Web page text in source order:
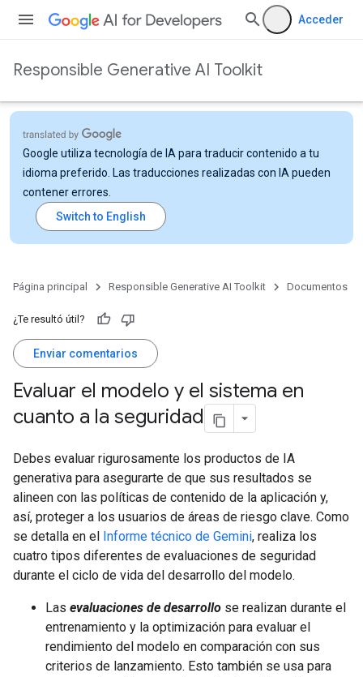
Acceder
Responsible Generative AI Toolkit
Google utiliza tecnología de IA para traducir contenido a tu
idioma preferido. Las traducciones realizadas con IA pueden
contener errores.
Página principal Responsible Generative AI Toolkit Documentos
¿Te resultó útil?
Enviar comentarios
Evaluar el modelo y el sistema en
cuanto a la seguridad
Debes evaluar rigurosamente los productos de IA
generativa para asegurarte de que sus resultados se
alineen con las políticas de contenido de la aplicación y,
así, proteger a los usuarios de áreas de riesgo clave. Como
se detalla en el Informe técnico de Gemini, realiza los
cuatro tipos diferentes de evaluaciones de seguridad
durante el ciclo de vida del desarrollo del modelo.
Las evaluaciones de desarrollo se realizan durante el
entrenamiento y la optimización para evaluar el
rendimiento del modelo en comparación con sus
criterios de lanzamiento. Esto también se usa para